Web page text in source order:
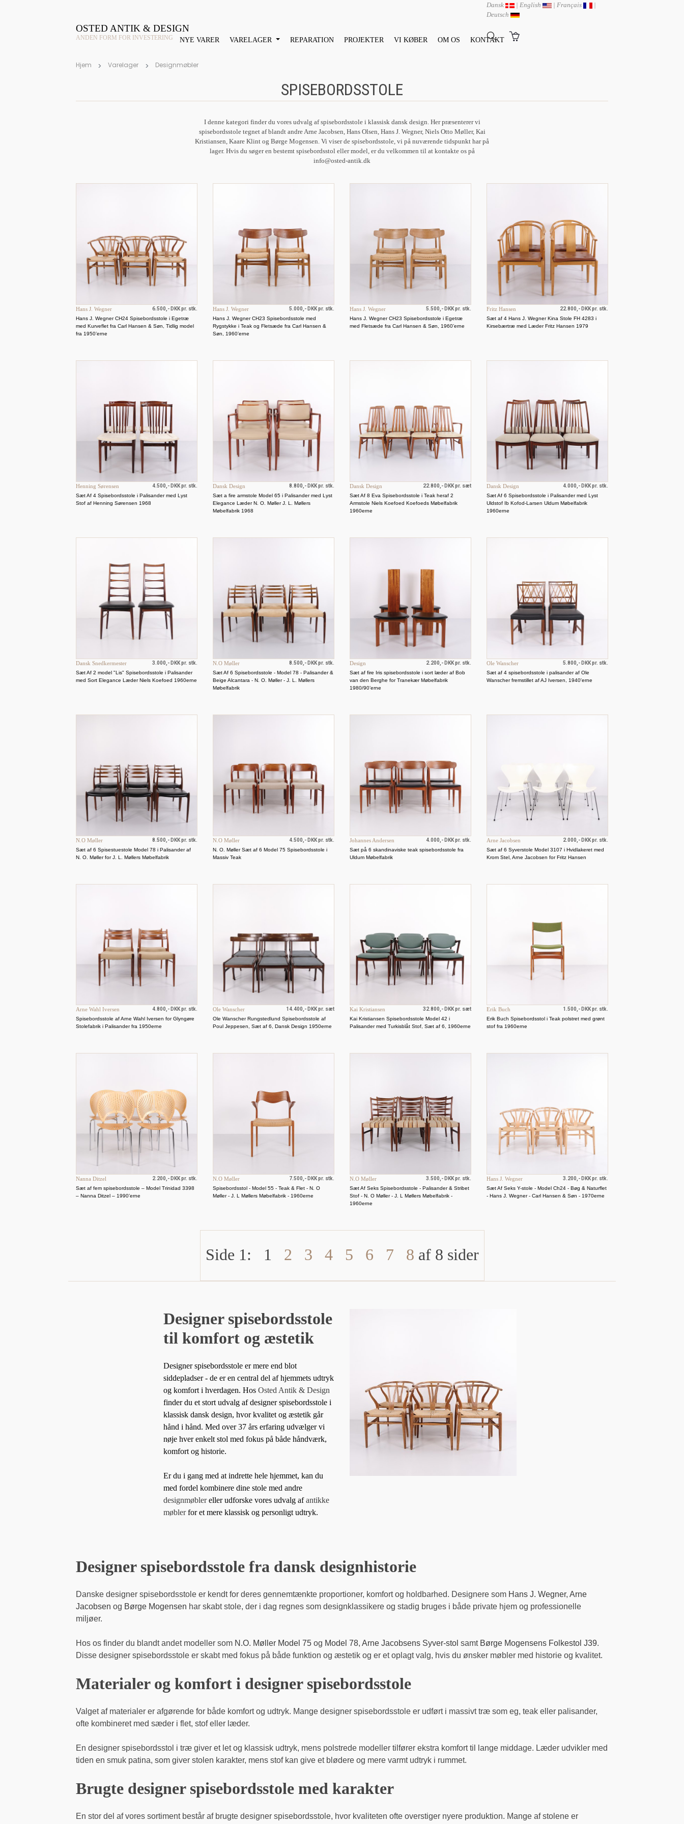
OSTED ANTIK & DESIGN
ANDEN FORM FOR INVESTERING NYE VARER VARELAGER REPARATION PROJEKTER VI KØBER OM OS KONTAKT
Dansk | English | Français
|
Deutsch
Hjem Varelager Designmøbler
SPISEBORDSSTOLE
I denne kategori finder du vores udvalg af spisebordsstole i klassisk dansk design. Her præsenterer vi
spisebordsstole tegnet af blandt andre Arne Jacobsen, Hans Olsen, Hans J. Wegner, Niels Otto Møller, Kai
Kristiansen, Kaare Klint og Børge Mogensen. Vi viser de spisebordsstole, vi på nuværende tidspunkt har på
lager. Hvis du søger en bestemt spisebordsstol eller model, er du velkommen til at kontakte os på
info@osted-antik.dk
Hans J. Wegner
6.500,- DKK pr. stk.
Hans J. Wegner CH24 Spisebordsstole i Egetræ
med Kurveflet fra Carl Hansen & Søn, Tidlig model
fra 1950’erne
Hans J. Wegner
5.000,- DKK pr. stk.
Hans J. Wegner CH23 Spisebordsstole med
Rygstykke i Teak og Fletsæde fra Carl Hansen &
Søn, 1960’erne
Hans J. Wegner
5.500,- DKK pr. stk.
Hans J. Wegner CH23 Spisebordsstole i Egetræ
med Fletsæde fra Carl Hansen & Søn, 1960’erne
Fritz Hansen
22.800,- DKK pr. stk.
Sæt af 4 Hans J. Wegner Kina Stole FH 4283 i
Kirsebærtræ med Læder Fritz Hansen 1979
Henning Sørensen
4.500,- DKK pr. stk.
Sæt Af 4 Spisebordsstole i Palisander med Lyst
Stof af Henning Sørensen 1968
Dansk Design
8.800,- DKK pr. stk.
Sæt a fire armstole Model 65 i Palisander med Lyst
Elegance Læder N. O. Møller J. L. Møllers
Møbelfabrik 1968
Dansk Design
22.800,- DKK pr. sæt
Sæt Af 8 Eva Spisebordsstole i Teak heraf 2
Armstole Niels Koefoed Koefoeds Møbelfabrik
1960erne
Dansk Design
4.000,- DKK pr. stk.
Sæt Af 6 Spisebordsstole i Palisander med Lyst
Uldstof Ib Kofod-Larsen Uldum Møbelfabrik
1960erne
Dansk Snedkermester
3.000,- DKK pr. stk.
Sæt Af 2 model "Lis" Spisebordsstole i Palisander
med Sort Elegance Læder Niels Koefoed 1960erne
N.O Møller
8.500,- DKK pr. stk.
Sæt Af 6 Spisebordsstole - Model 78 - Palisander &
Beige Alcantara - N. O. Møller - J. L. Møllers
Møbelfabrik
Design
2.200,- DKK pr. stk.
Sæt af fire Iris spisebordsstole i sort læder af Bob
van den Berghe for Tranekær Møbelfabrik
1980/90’erne
Ole Wanscher
5.800,- DKK pr. stk.
Sæt af 4 spisebordsstole i palisander af Ole
Wanscher fremstillet af AJ Iversen, 1940'erne
N.O Møller
8.500,- DKK pr. stk.
Sæt af 6 Spisestuestole Model 78 i Palisander af
N. O. Møller for J. L. Møllers Møbelfabrik
N.O Møller
4.500,- DKK pr. stk.
N. O. Møller Sæt af 6 Model 75 Spisebordsstole i
Massiv Teak
Johannes Andersen
4.000,- DKK pr. stk.
Sæt på 6 skandinaviske teak spisebordsstole fra
Uldum Møbelfabrik
Arne Jacobsen
2.000,- DKK pr. stk.
Sæt af 6 Syverstole Model 3107 i Hvidlakeret med
Krom Stel, Arne Jacobsen for Fritz Hansen
Arne Wahl Iversen
4.800,- DKK pr. stk.
Spisebordsstole af Arne Wahl Iversen for Glyngøre
Stolefabrik i Palisander fra 1950erne
Ole Wanscher
14.400,- DKK pr. sæt
Ole Wanscher Rungstedlund Spisebordsstole af
Poul Jeppesen, Sæt af 6, Dansk Design 1950erne
Kai Kristiansen
32.800,- DKK pr. sæt
Kai Kristiansen Spisebordsstole Model 42 i
Palisander med Turkisblåt Stof, Sæt af 6, 1960erne
Erik Buch
1.500,- DKK pr. stk.
Erik Buch Spisebordsstol i Teak polstret med grønt
stof fra 1960erne
Nanna Ditzel
2.200,- DKK pr. stk.
Sæt af fem spisebordsstole – Model Trinidad 3398
– Nanna Ditzel – 1990’erne
N.O Møller
7.500,- DKK pr. stk.
Spisebordsstol - Model 55 - Teak & Flet - N. O
Møller - J. L Møllers Møbelfabrik - 1960erne
N.O Møller
3.500,- DKK pr. stk.
Sæt Af Seks Spisebordsstole - Palisander & Stribet
Stof - N. O Møller - J. L Møllers Møbelfabrik -
1960erne
Hans J. Wegner
3.200,- DKK pr. stk.
Sæt Af Seks Y-stole - Model Ch24 - Bøg & Naturflet
- Hans J. Wegner - Carl Hansen & Søn - 1970erne
Side 1: 1 2 3 4 5 6 7 8 af 8 sider
Designer spisebordsstole
til komfort og æstetik
Designer spisebordsstole er mere end blot
siddepladser - de er en central del af hjemmets udtryk
og komfort i hverdagen. Hos Osted Antik & Design
finder du et stort udvalg af designer spisebordsstole i
klassisk dansk design, hvor kvalitet og æstetik går
hånd i hånd. Med over 37 års erfaring udvælger vi
nøje hver enkelt stol med fokus på både håndværk,
komfort og historie.
Er du i gang med at indrette hele hjemmet, kan du
med fordel kombinere dine stole med andre
designmøblereller udforske vores udvalg afantikke
møblerfor et mere klassisk og personligt udtryk.
Designer spisebordsstole fra dansk designhistorie
Danske designer spisebordsstole er kendt for deres gennemtænkte proportioner, komfort og holdbarhed. Designere som Hans J. Wegner,Arne
Jacobsen og Børge Mogensen har skabt stole, der i dag regnes som designklassikere og stadig bruges i både private hjem og professionelle
miljøer.
Hos os finder du blandt andet modeller som N.O. Møller Model 75 og Model 78,Arne Jacobsens Syver-stol samt Børge Mogensens Folkestol J39.
Disse designer spisebordsstole er skabt med fokus på både funktion og æstetik og er et oplagt valg, hvis du ønsker møbler med historie og kvalitet.
Materialer og komfort i designer spisebordsstole
Valget af materialer er afgørende for både komfort og udtryk. Mange designer spisebordsstole er udført i massivt træ som eg, teak eller palisander,
ofte kombineret med sæder i flet, stof eller læder.
En designer spisebordsstol i træ giver et let og klassisk udtryk, mens polstrede modeller tilfører ekstra komfort til lange middage. Læder udvikler med
tiden en smuk patina, som giver stolen karakter, mens stof kan give et blødere og mere varmt udtryk i rummet.
Brugte designer spisebordsstole med karakter
En stor del af vores sortiment består af brugte designer spisebordsstole, hvor kvaliteten ofte overstiger nyere produktion. Mange af stolene er